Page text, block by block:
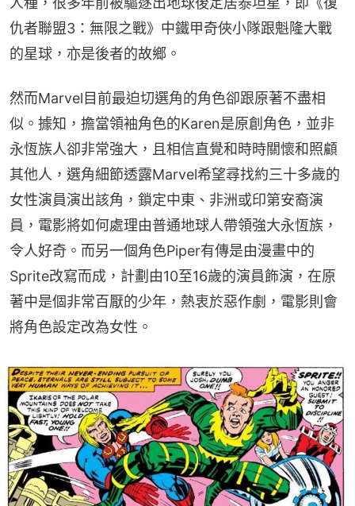
仇者聯盟3：無限之戰》中鐵甲奇俠小隊跟魁隆大戰
的星球，亦是後者的故鄉。
然而Marvel目前最迫切選角的角色卻跟原著不盡相
似。據知，擔當領袖角色的Karen是原創角色，並非
永恆族人卻非常強大，且相信直覺和時時關懷和照顧
其他人，選角細節透露Marvel希望尋找約三十多歲的
女性演員演出該角，鎖定中東、非洲或印第安裔演
員，電影將如何處理由普通地球人帶領強大永恆族，
令人好奇。而另一個角色Piper有傳是由漫畫中的
Sprite改寫而成，計劃由10至16歲的演員飾演，在原
著中是個非常百厭的少年，熱衷於惡作劇，電影則會
將角色設定改為女性。